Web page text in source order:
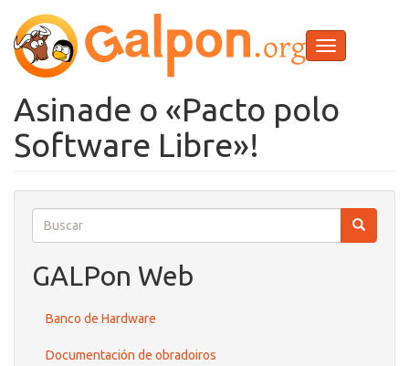
contido
principal
Toggle
navigation
Asinade o «Pacto polo
Software Libre»!
Buscar
Buscar
GALPon Web
Banco de Hardware
Documentación de obradoiros